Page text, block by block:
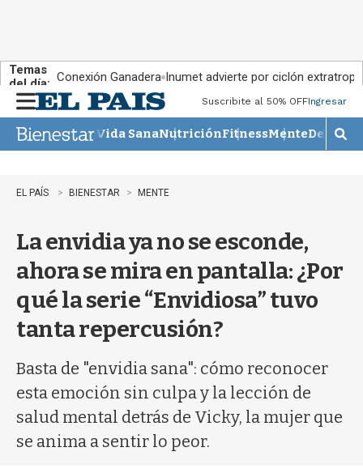
Temas
del día: Conexión Ganadera Inumet advierte por ciclón
n
u
Suscribite al 50% OFFIngresar
Vida SanaNutriciónFitnessMente
M
o
�
EL PAÍS BIENESTAR MENTE
La envidia ya no se esconde,
ahora se mira en pantalla: ¿Por
qué la serie “Envidiosa” tuvo
tanta repercusión?
Basta de "envidia sana": cómo reconocer
esta emoción sin culpa y la lección de
salud mental detrás de Vicky, la mujer que
se anima a sentir lo peor.